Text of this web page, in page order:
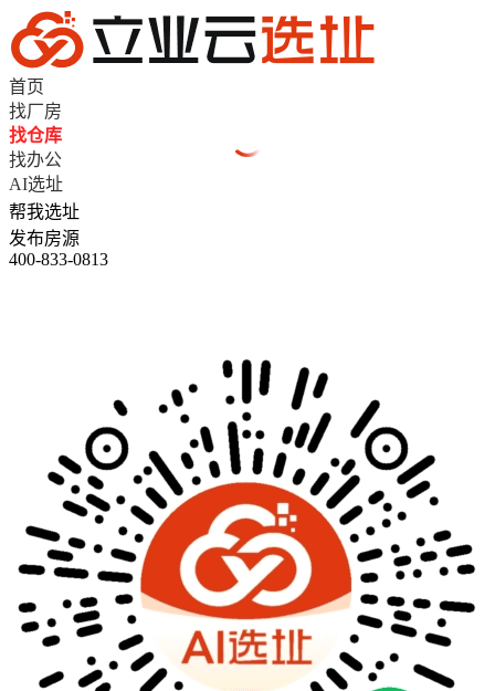
首页
找厂房
找仓库
找办公
AI选址
帮我选址
发布房源
400-833-0813